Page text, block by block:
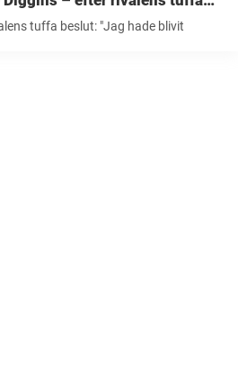
”Jag hade blivit knäckt”
tuffa beslut: "Jag hade blivit